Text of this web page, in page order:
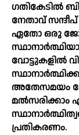
ഗതികേടില്‍
നേതാവ്
ഏതോ ഒരു
വോട്ടുകളില്‍
അതേസമയം
മല്‍സരിക്കാം
പ്രതികരണം.